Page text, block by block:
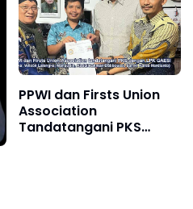
PPWI dan Firsts Union
Association
Tandatangani PKS